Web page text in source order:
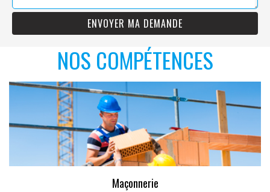
NOS COMPÉTENCES
Maçonnerie